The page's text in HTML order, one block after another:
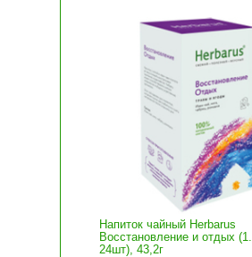
Напиток чайный Herbarus
Восстановление и отдых
24шт), 43,2г